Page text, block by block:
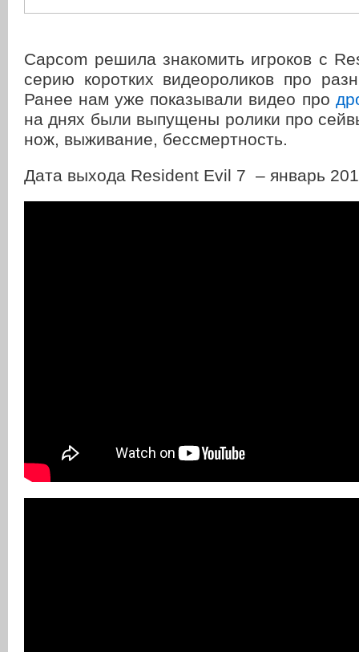
Capcom решила знакомить игроков с
серию коротких видеороликов про
Ранее нам уже показывали видео про
на днях были выпущены ролики про
нож, выживание, бессмертность.
Дата выхода Resident Evil 7 – январь